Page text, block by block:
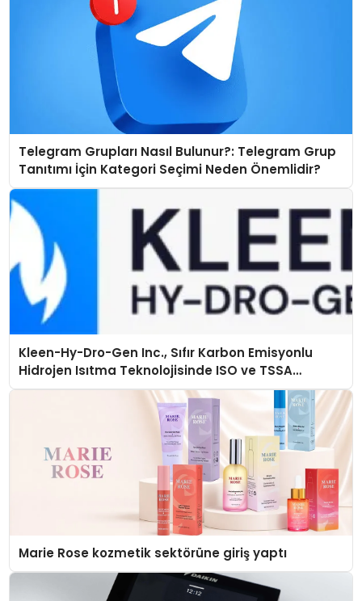
Telegram Grupları Nasıl Bulunur?: Telegram Grup
Tanıtımı İçin Kategori Seçimi Neden Önemlidir?
Kleen-Hy-Dro-Gen Inc., Sıfır Karbon Emisyonlu
Hidrojen Isıtma Teknolojisinde ISO ve TSSA
Düzenleyici Onaylarını Aldı
Marie Rose kozmetik sektörüne giriş yaptı